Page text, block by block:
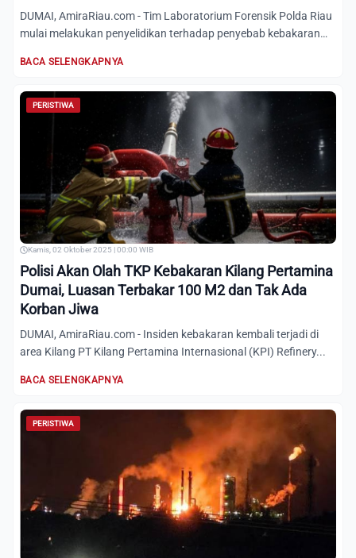
DUMAI, AmiraRiau.com - Tim Laboratorium Forensik Polda Riau
mulai melakukan penyelidikan terhadap penyebab kebakaran
BACA SELENGKAPNYA
PERISTIWA
Kamis, 02 Oktober 2025 | 00:00 WIB
Polisi Akan Olah TKP Kebakaran Kilang Pertamina
Dumai, Luasan Terbakar 100 M2 dan Tak Ada
Korban Jiwa
DUMAI, AmiraRiau.com - Insiden kebakaran kembali terjadi di
area Kilang PT Kilang Pertamina Internasional (KPI) Refinery...
BACA SELENGKAPNYA
PERISTIWA